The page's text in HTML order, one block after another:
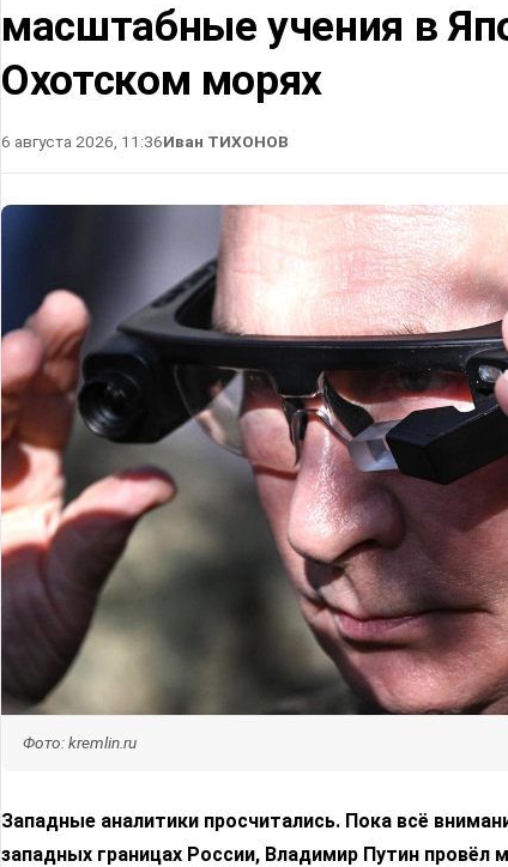
масштабные учения в
Охотском морях
6 августа 2026, 11:36Иван ТИХОНОВ
Фото: kremlin.ru
Западные аналитики просчитались. Пока всё
западных границах России, Владимир Путин